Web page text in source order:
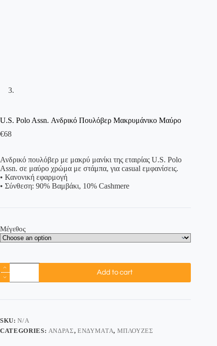
U.S. Polo Assn. Ανδρικό Πουλόβερ Μακρυμάνικο Μαύρο
€68
Ανδρικό πουλόβερ με μακρύ μανίκι της εταιρίας U.S. Polo
Assn. σε μαύρο χρώμα με στάμπα, για casual εμφανίσεις.
• Κανονική εφαρμογή
• Σύνθεση: 90% Βαμβάκι, 10% Cashmere
Μέγεθος
Add to cart
SKU:N/A
CATEGORIES: ΆΝΔΡΑΣ,ΕΝΔΎΜΑΤΑ, ΜΠΛΟΎΖΕΣ